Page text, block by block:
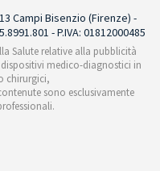
Campi Bisenzio (Firenze) -
- P.IVA: 01812000485
Salute relative alla pubblicità
medico-diagnostici in
chirurgici,
sono esclusivamente